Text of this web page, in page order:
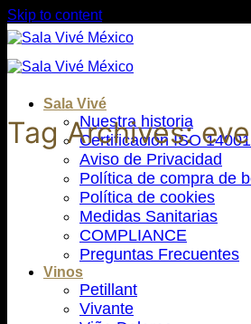
Skip to content
Sala Vivé
Nuestra historia
Certificación ISO 14001
Aviso de Privacidad
Política de compra de
Política de cookies
Medidas Sanitarias
COMPLIANCE
Preguntas Frecuentes
Vinos
Petillant
Vivante
Tag Archives: